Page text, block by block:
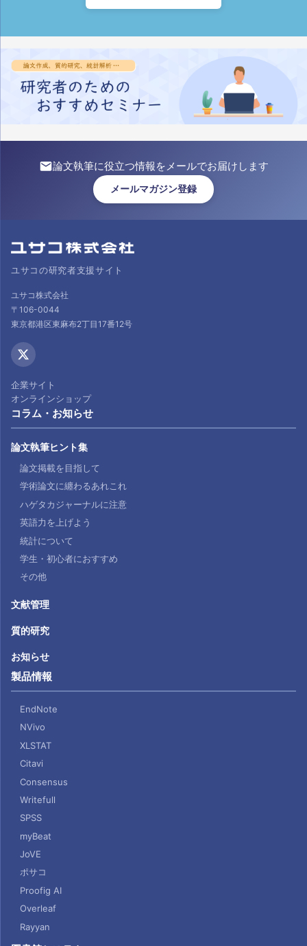
論文執筆に役立つ情報をメールでお届けします
メールマガジン登録
ユサコの研究者支援サイト
ユサコ株式会社
〒106-0044
東京都港区東麻布2丁目17番12号
企業サイト
オンラインショップ
コラム・お知らせ
論文執筆ヒント集
論文掲載を目指して
学術論文に纏わるあれこれ
ハゲタカジャーナルに注意
英語力を上げよう
統計について
学生・初心者におすすめ
その他
文献管理
質的研究
お知らせ
製品情報
EndNote
NVivo
XLSTAT
Citavi
Consensus
Writefull
SPSS
myBeat
JoVE
ポサコ
Proofig AI
Overleaf
Rayyan